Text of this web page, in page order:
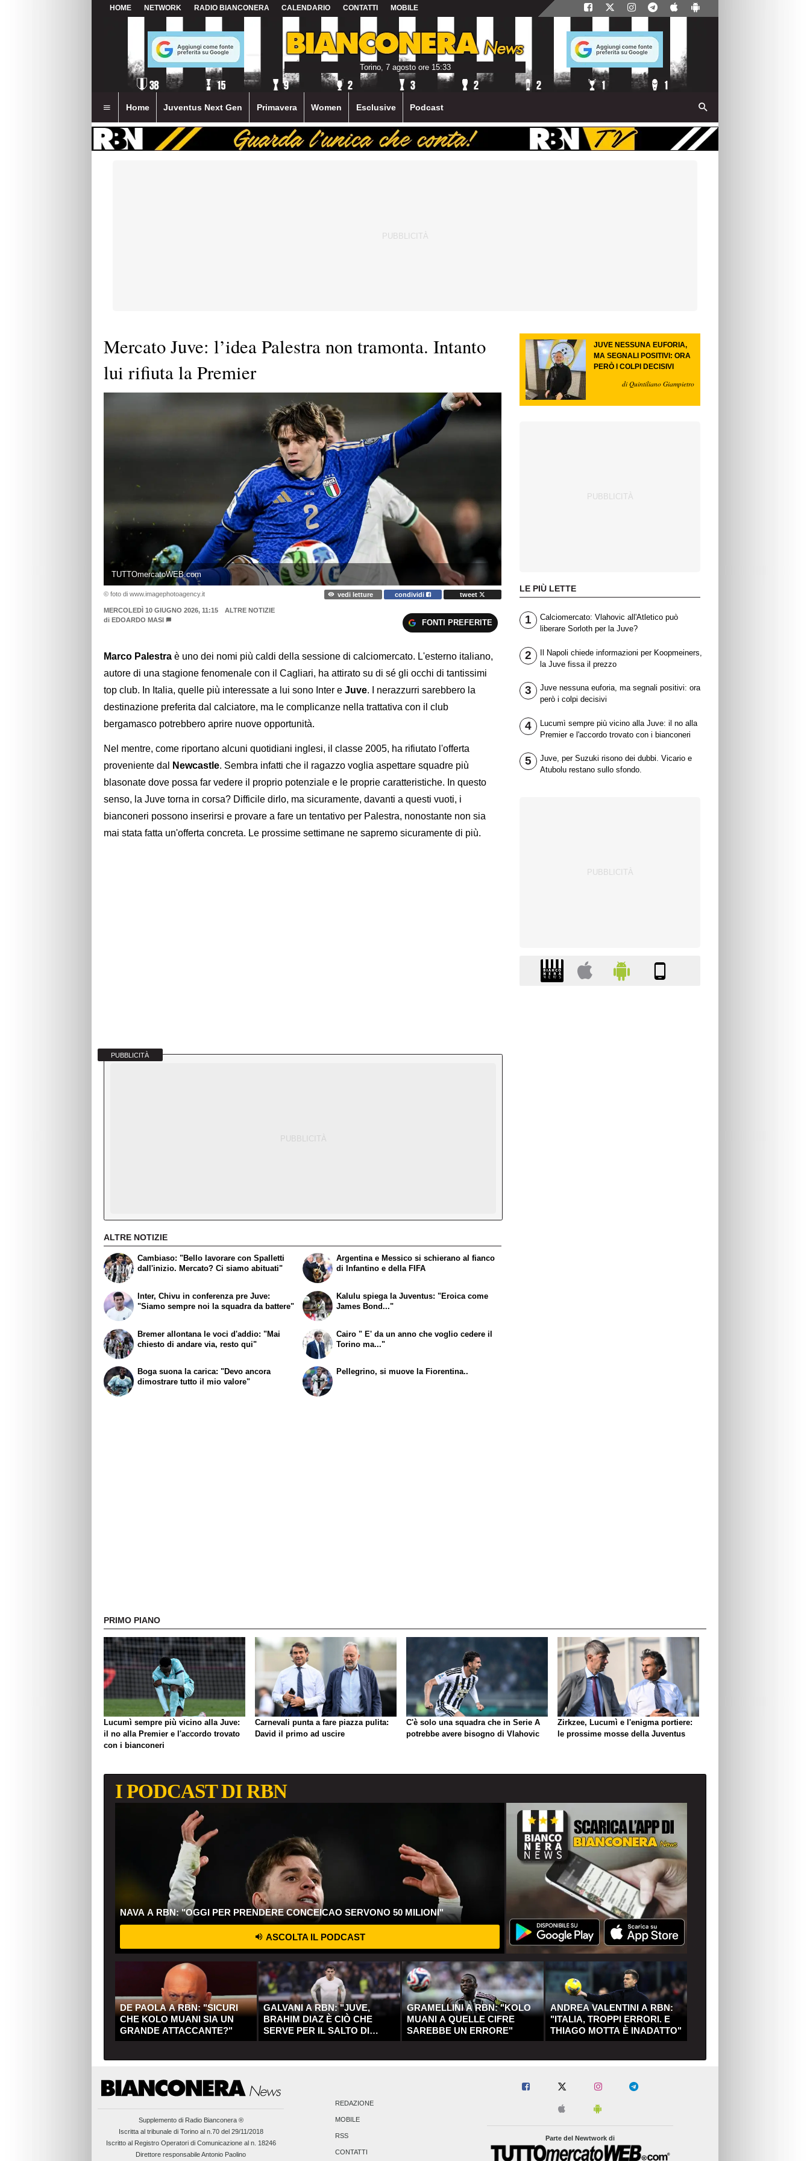
HOME NETWORK RADIO BIANCONERA CALENDARIO CONTATTI MOBILE
Torino, 7 agosto ore 15:33
Home Juventus Next Gen Primavera Women Esclusive Podcast
Mercato Juve: l’idea Palestra non tramonta. Intanto
lui rifiuta la Premier
TUTTOmercatoWEB.com
© foto di www.imagephotoagency.it vedi letture condividi tweet
MERCOLEDÌ 10 GIUGNO 2026, 11:15
ALTRE NOTIZIE
di EDOARDO MASI FONTI PREFERITE
Marco Palestra è uno dei nomi più caldi della sessione di calciomercato. L'esterno italiano,
autore di una stagione fenomenale con il Cagliari, ha attirato su di sé gli occhi di tantissimi
top club. In Italia, quelle più interessate a lui sono Inter e Juve. I nerazzurri sarebbero la
destinazione preferita dal calciatore, ma le complicanze nella trattativa con il club
bergamasco potrebbero aprire nuove opportunità.
Nel mentre, come riportano alcuni quotidiani inglesi, il classe 2005, ha rifiutato l'offerta
proveniente dal
Newcastle. Sembra infatti che il ragazzo voglia aspettare squadre più
blasonate dove possa far vedere il proprio potenziale e le proprie caratteristiche. In questo
senso, la Juve torna in corsa? Difficile dirlo, ma sicuramente, davanti a questi vuoti, i
bianconeri possono inserirsi e provare a fare un tentativo per Palestra, nonostante non sia
mai stata fatta un'offerta concreta. Le prossime settimane ne sapremo sicuramente di più.
PUBBLICITÀ
ALTRE NOTIZIE
Cambiaso: "Bello lavorare con Spalletti
dall'inizio. Mercato? Ci siamo abituati"
Inter, Chivu in conferenza pre Juve:
"Siamo sempre noi la squadra da battere"
Argentina e Messico si schierano al fianco
di Infantino e della FIFA
Kalulu spiega la Juventus: "Eroica come
James Bond..."
Bremer allontana le voci d'addio: "Mai
chiesto di andare via, resto qui"
Boga suona la carica: "Devo ancora
dimostrare tutto il mio valore"
Cairo " E' da un anno che voglio cedere il
Torino ma..."
Pellegrino, si muove la Fiorentina..
JUVE NESSUNA EUFORIA,
MA SEGNALI POSITIVI: ORA
PERÒ I COLPI DECISIVI
di Quintiliano Giampietro
LE PIÙ LETTE
1
Calciomercato: Vlahovic all'Atletico può
liberare Sorloth per la Juve?
2
Il Napoli chiede informazioni per Koopmeiners,
la Juve fissa il prezzo
3
Juve nessuna euforia, ma segnali positivi: ora
però i colpi decisivi
4
Lucumì sempre più vicino alla Juve: il no alla
Premier e l'accordo trovato con i bianconeri
5
Juve, per Suzuki risono dei dubbi. Vicario e
Atubolu restano sullo sfondo.
PRIMO PIANO
Lucumì sempre più vicino alla Juve:
il no alla Premier e l'accordo trovato
con i bianconeri
Carnevali punta a fare piazza pulita:
David il primo ad uscire
C'è solo una squadra che in Serie A
potrebbe avere bisogno di Vlahovic
Zirkzee, Lucumì e l'enigma portiere:
le prossime mosse della Juventus
I PODCAST DI RBN
NAVA A RBN: "OGGI PER PRENDERE CONCEICAO SERVONO 50 MILIONI"
ASCOLTA IL PODCAST
DE PAOLA A RBN: "SICURI
CHE KOLO MUANI SIA UN
GRANDE ATTACCANTE?"
GALVANI A RBN: "JUVE,
BRAHIM DIAZ È CIÒ CHE
SERVE PER IL SALTO DI
QUALITÀ"
GRAMELLINI A RBN: "KOLO
MUANI A QUELLE CIFRE
SAREBBE UN ERRORE"
ANDREA VALENTINI A RBN:
"ITALIA, TROPPI ERRORI. E
THIAGO MOTTA È INADATTO"
Supplemento di Radio Bianconera ®
Iscritta al tribunale di Torino al n.70 del 29/11/2018
Iscritto al Registro Operatori di Comunicazione al n. 18246
Direttore responsabile Antonio Paolino
REDAZIONE
MOBILE
RSS
CONTATTI
Parte del Newtwork di